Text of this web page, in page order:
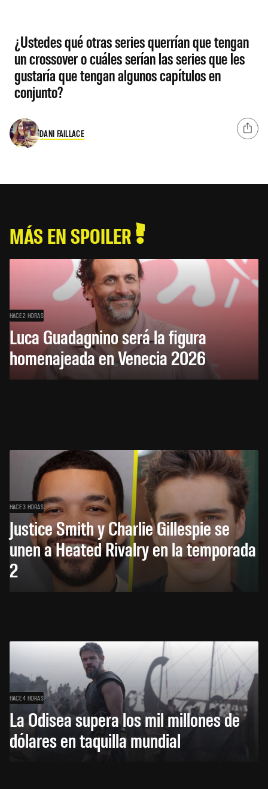
¿Ustedes qué otras series querrían que tengan
un crossover o cuáles serían las series que les
gustaría que tengan algunos capítulos en
conjunto?
DANI FAILLACE
MÁS EN SPOILER
HACE 2 HORAS
Luca Guadagnino será la figura
homenajeada en Venecia 2026
HACE 3 HORAS
Justice Smith y Charlie Gillespie se
unen a Heated Rivalry en la temporada
2
HACE 4 HORAS
La Odisea supera los mil millones de
dólares en taquilla mundial